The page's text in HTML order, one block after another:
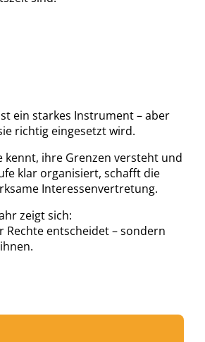
ein starkes Instrument – aber
richtig eingesetzt wird.
kennt, ihre Grenzen versteht und
klar organisiert, schafft die
Interessenvertretung.
zeigt sich:
Rechte entscheidet – sondern